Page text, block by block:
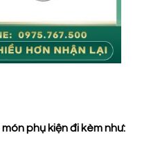
phụ kiện đi kèm như: